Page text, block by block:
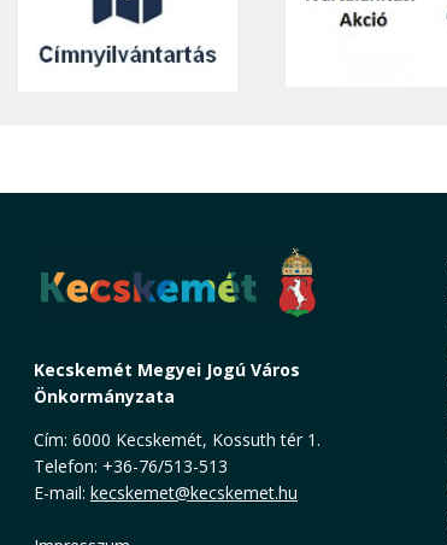
Kecskemét Megyei Jogú Város
Önkormányzata
Cím: 6000 Kecskemét, Kossuth tér 1.
Telefon: +36-76/513-513
E-mail: kecskemet@kecskemet.hu